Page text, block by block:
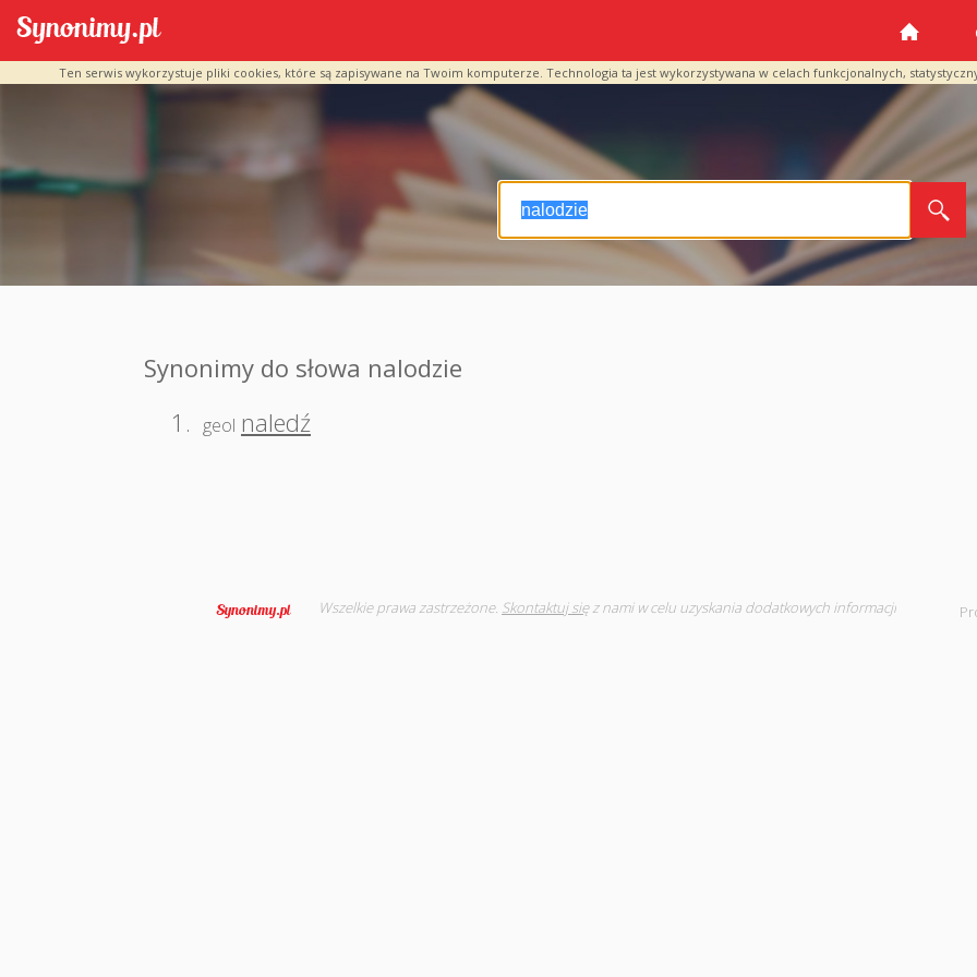
Ten serwis wykorzystuje pliki cookies, które są zapisywane na Twoim komputerze. Technologia ta jest wykorzystywana w celach funkcjonalnych,
Synonimy do słowa nalodzie
1.
geol naledź
Wszelkie prawa zastrzeżone. Skontaktuj sięz nami w celu uzyskania dodatkowych informacji